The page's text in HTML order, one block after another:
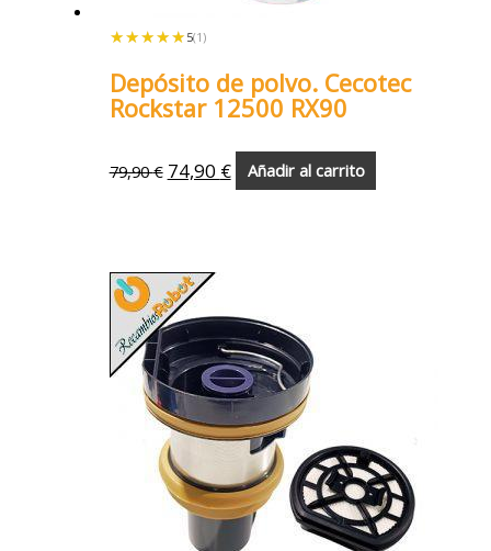
★★★★★
★★★★★ 5(1)
Depósito de polvo. Cecotec
Rockstar 12500 RX90
79,90€ 74,90 € Añadir al carrito